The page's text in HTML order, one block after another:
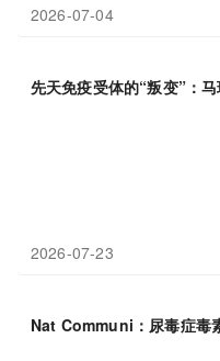
2026-07-04
2026-07-23
Nat Communi：尿毒症毒